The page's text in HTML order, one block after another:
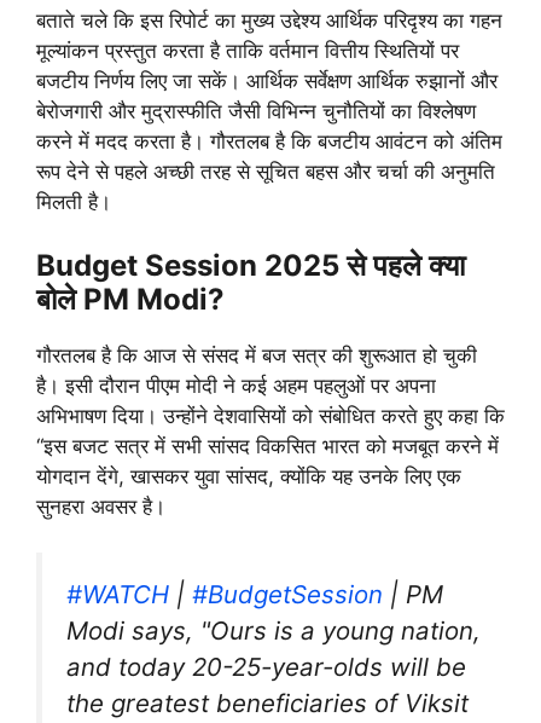
बताते चले कि इस रिपोर्ट का मुख्य उद्देश्य आर्थिक परिदृश्य का गहन
मूल्यांकन प्रस्तुत करता है ताकि वर्तमान वित्तीय स्थितियों पर
बजटीय निर्णय लिए जा सकें। आर्थिक सर्वेक्षण आर्थिक रुझानों और
बेरोजगारी और मुद्रास्फीति जैसी विभिन्न चुनौतियों का विश्लेषण
करने में मदद करता है। गौरतलब है कि बजटीय आवंटन को अंतिम
रूप देने से पहले अच्छी तरह से सूचित बहस और चर्चा की अनुमति
मिलती है।
Budget Session 2025 से पहले क्या
बोले PM Modi?
गौरतलब है कि आज से संसद में बज सत्र की शुरूआत हो चुकी
है। इसी दौरान पीएम मोदी ने कई अहम पहलुओं पर अपना
अभिभाषण दिया। उन्होंने देशवासियों को संबोधित करते हुए कहा कि
“इस बजट सत्र में सभी सांसद विकसित भारत को मजबूत करने में
योगदान देंगे, खासकर युवा सांसद, क्योंकि यह उनके लिए एक
सुनहरा अवसर है।
#WATCH | #BudgetSession | PM
Modi says, "Ours is a young nation,
and today 20-25-year-olds will be
the greatest beneficiaries of Viksit